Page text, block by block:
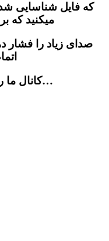
که فایل شناسایی
میکنید که
صدای زیاد را فشار
کانال ما را در تلگرام دنبال کنید…